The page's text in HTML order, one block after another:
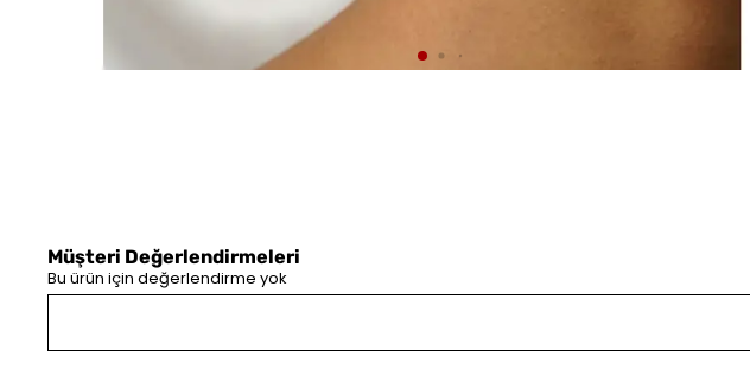
Müşteri Değerlendirmeleri
Bu ürün için değerlendirme yok